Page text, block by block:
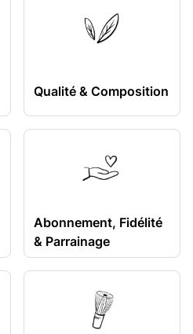
Qualité & Composition
Abonnement, Fidélité
& Parrainage